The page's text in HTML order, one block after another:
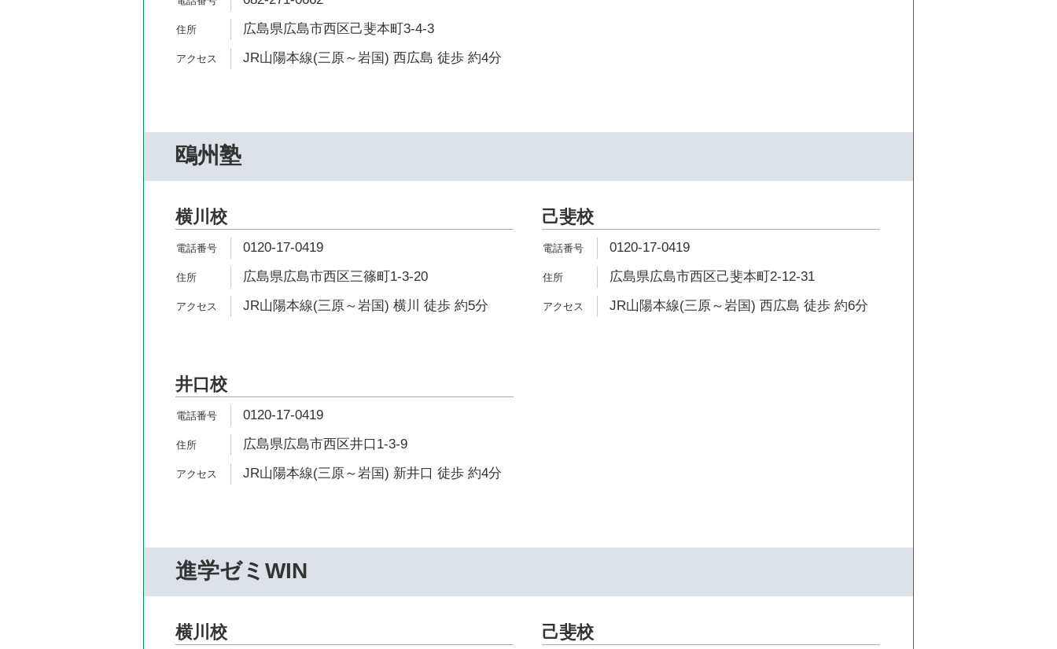
広島県広島市西区己斐本町3-4-3
JR山陽本線(三原～岩国) 西広島 徒歩 約4分
鴎州塾
横川校
0120-17-0419
広島県広島市西区三篠町1-3-20
JR山陽本線(三原～岩国) 横川 徒歩 約5分
己斐校
0120-17-0419
広島県広島市西区己斐本町2-12-31
JR山陽本線(三原～岩国) 西広島 徒歩 約6分
井口校
0120-17-0419
広島県広島市西区井口1-3-9
JR山陽本線(三原～岩国) 新井口 徒歩 約4分
進学ゼミWIN
横川校 己斐校